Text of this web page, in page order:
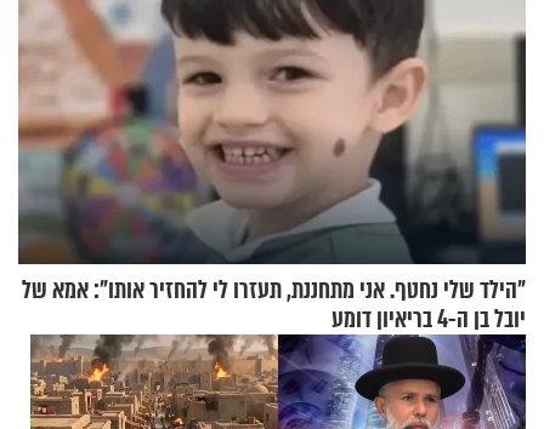
"הילד שלי נחטף. אני מתחננת, תעזרו לי להחזיר אותו": אמא של
יובל בן ה-4 בריאיון דומע